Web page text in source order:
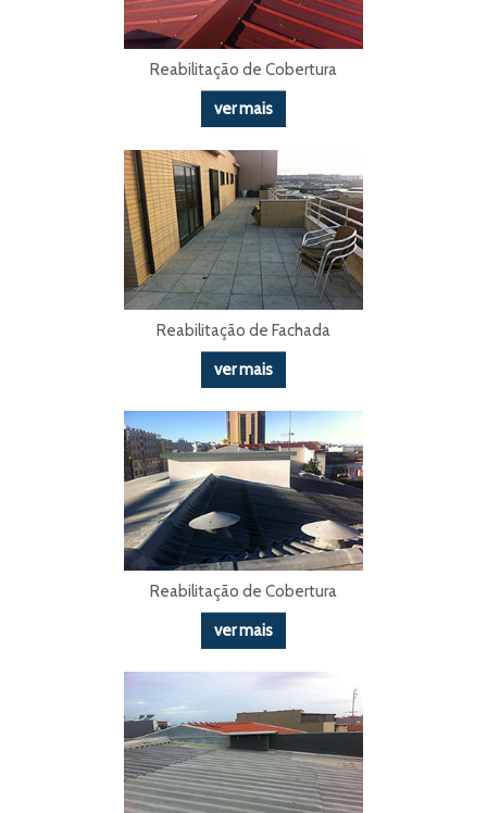
Reabilitação de Cobertura
ver mais
Reabilitação de Fachada
ver mais
Reabilitação de Cobertura
ver mais